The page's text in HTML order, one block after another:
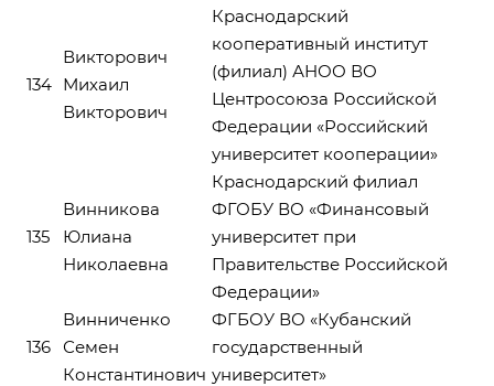
134
Викторович
Михаил
Викторович
Краснодарский
кооперативный институт
(филиал) АНОО ВО
Центросоюза Российской
Федерации «Российский
университет кооперации»
135
Винникова
Юлиана
Николаевна
Краснодарский филиал
ФГОБУ ВО «Финансовый
университет при
Правительстве Российской
Федерации»
136
Винниченко
Семен
Константинович
ФГБОУ ВО «Кубанский
государственный
университет»